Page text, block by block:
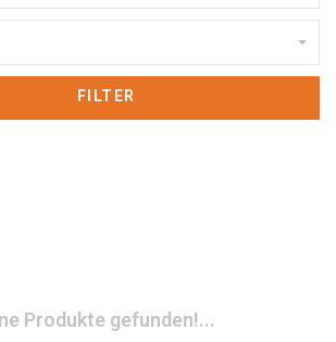
FILTER
Produkte gefunden!...